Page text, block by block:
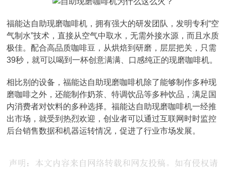
福能达自助现磨咖啡机，拥有强大的研发团队，发明专利“空
气制水”技术，直接从空气中取水，无需外接水源，而且水质
极佳。配合高品质咖啡豆，从烘焙到研磨，层层把关，只需
39秒，就可以喝到一杯创意满满、口感纯正的现磨咖啡机。
相比别的设备，福能达自助现磨咖啡机除了能够制作多种现
磨咖啡之外，还能制作奶茶、特调饮品等多种饮品，满足国
内消费者对饮料的多种选择。福能达自助现磨咖啡机一经推
出市场，就受到热烈欢迎，创业者可以通过互联网时时监控
后台销售数据和机器运转情况，促进了行业市场发展。